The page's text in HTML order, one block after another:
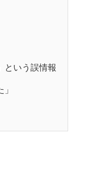
という誤情報